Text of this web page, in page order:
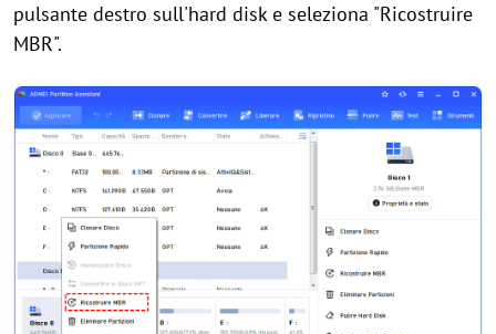
pulsante destro sull'hard disk e seleziona "Ricostruire
MBR".